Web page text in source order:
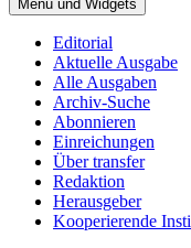
Menü und Widgets
Editorial
Aktuelle Ausgabe
Alle Ausgaben
Archiv-Suche
Abonnieren
Einreichungen
Über transfer
Redaktion
Herausgeber
Kooperierende